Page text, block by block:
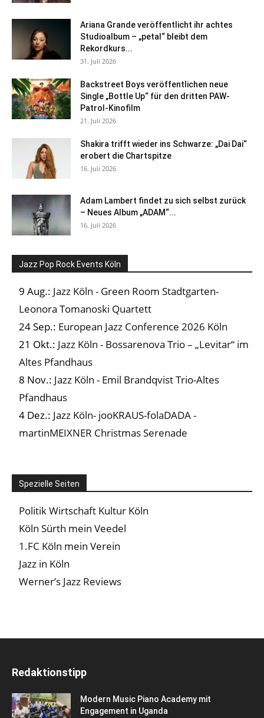
Ariana Grande veröffentlicht ihr achtes
Studioalbum – „petal“ bleibt dem
Rekordkurs...
31. Juli 2026
Backstreet Boys veröffentlichen neue
Single „Bottle Up“ für den dritten PAW-
Patrol-Kinofilm
21. Juli 2026
Shakira trifft wieder ins Schwarze: „Dai Dai“
erobert die Chartspitze
16. Juli 2026
Adam Lambert findet zu sich selbst zurück
– Neues Album „ADAM“...
16. Juli 2026
Jazz Pop Rock Events Köln
9 Aug.: Jazz Köln - Green Room Stadtgarten-
Leonora Tomanoski Quartett
24 Sep.: European Jazz Conference 2026 Köln
21 Okt.: Jazz Köln - Bossarenova Trio – „Levitar“ im
Altes Pfandhaus
8 Nov.: Jazz Köln - Emil Brandqvist Trio-Altes
Pfandhaus
4 Dez.: Jazz Köln- jooKRAUS-folaDADA -
martinMEIXNER Christmas Serenade
Spezielle Seiten
Politik Wirtschaft Kultur Köln
Köln Sürth mein Veedel
1.FC Köln mein Verein
Jazz in Köln
Werner’s Jazz Reviews
Redaktionstipp
Modern Music Piano Academy mit
Engagement in Uganda